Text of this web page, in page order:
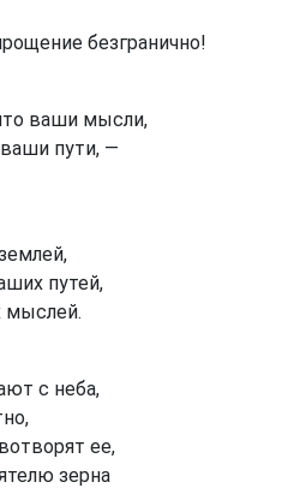
безгранично!
ваши мысли,
пути, —
путей,
с неба,
ее,
зерна